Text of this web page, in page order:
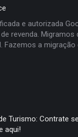
e autorizada
revenda. Migramos
Fazemos a migração
Turismo: Contrate
aqui!